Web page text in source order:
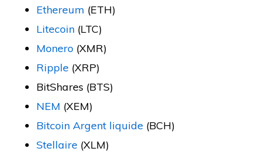
Ethereum (ETH)
Litecoin (LTC)
Monero (XMR)
Ripple (XRP)
BitShares (BTS)
NEM (XEM)
Bitcoin Argent liquide (BCH)
Stellaire (XLM)